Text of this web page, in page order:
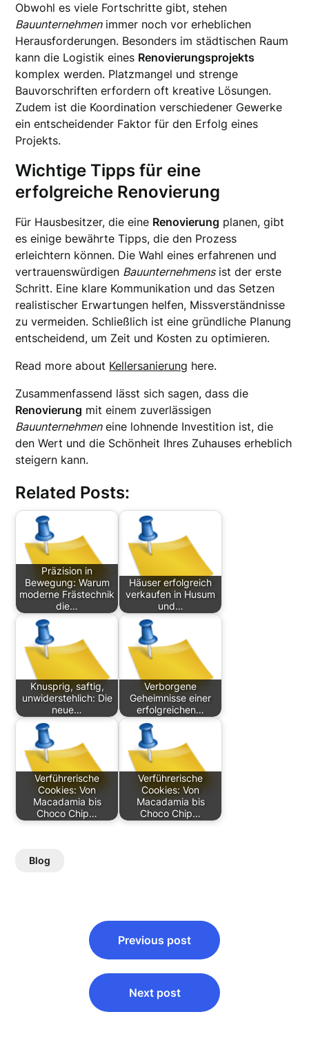
Obwohl es viele Fortschritte gibt, stehen
Bauunternehmenimmer noch vor erheblichen
Herausforderungen. Besonders im städtischen Raum
kann die Logistik eines Renovierungsprojekts
komplex werden. Platzmangel und strenge
Bauvorschriften erfordern oft kreative Lösungen.
Zudem ist die Koordination verschiedener Gewerke
ein entscheidender Faktor für den Erfolg eines
Projekts.
Wichtige Tipps für eine
erfolgreiche Renovierung
Für Hausbesitzer, die eine Renovierung planen, gibt
es einige bewährte Tipps, die den Prozess
erleichtern können. Die Wahl eines erfahrenen und
vertrauenswürdigen Bauunternehmensist der erste
Schritt. Eine klare Kommunikation und das Setzen
realistischer Erwartungen helfen, Missverständnisse
zu vermeiden. Schließlich ist eine gründliche Planung
entscheidend, um Zeit und Kosten zu optimieren.
Read more about Kellersanierung here.
Zusammenfassend lässt sich sagen, dass die
Renovierung mit einem zuverlässigen
Bauunternehmeneine lohnende Investition ist, die
den Wert und die Schönheit Ihres Zuhauses erheblich
steigern kann.
Related Posts:
Präzision in
Bewegung: Warum
moderne Frästechnik
die…
Häuser erfolgreich
verkaufen in Husum
und…
Knusprig, saftig,
unwiderstehlich: Die
neue…
Verborgene
Geheimnisse einer
erfolgreichen…
Verführerische
Cookies: Von
Macadamia bis
Choco Chip…
Verführerische
Cookies: Von
Macadamia bis
Choco Chip…
Blog
navigation
Previous post
Next post